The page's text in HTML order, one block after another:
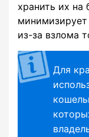
хранить их на
из-за взлома
Для